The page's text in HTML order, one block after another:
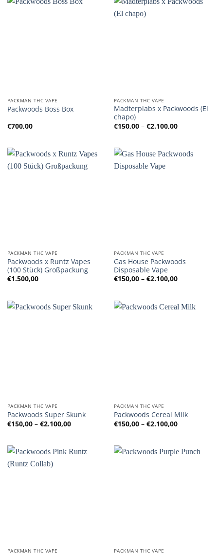
PACKMAN THC VAPE
Packwoods Boss Box
€700,00
PACKMAN THC VAPE
Madterplabs x Packwoods (El
chapo)
€150,00 – €2.100,00
€150,00
PACKMAN THC VAPE
Packwoods x Runtz Vapes
(100 Stück) Großpackung
€1.500,00
PACKMAN THC VAPE
Gas House Packwoods
Disposable Vape
€150,00 – €2.100,00
PACKMAN THC VAPE
Packwoods Super Skunk
€150,00 – €2.100,00Preisspanne:
€150,00
PACKMAN THC VAPE
Packwoods Cereal Milk
€150,00 – €2.100,00
€150,00
PACKMAN THC VAPE PACKMAN THC VAPE